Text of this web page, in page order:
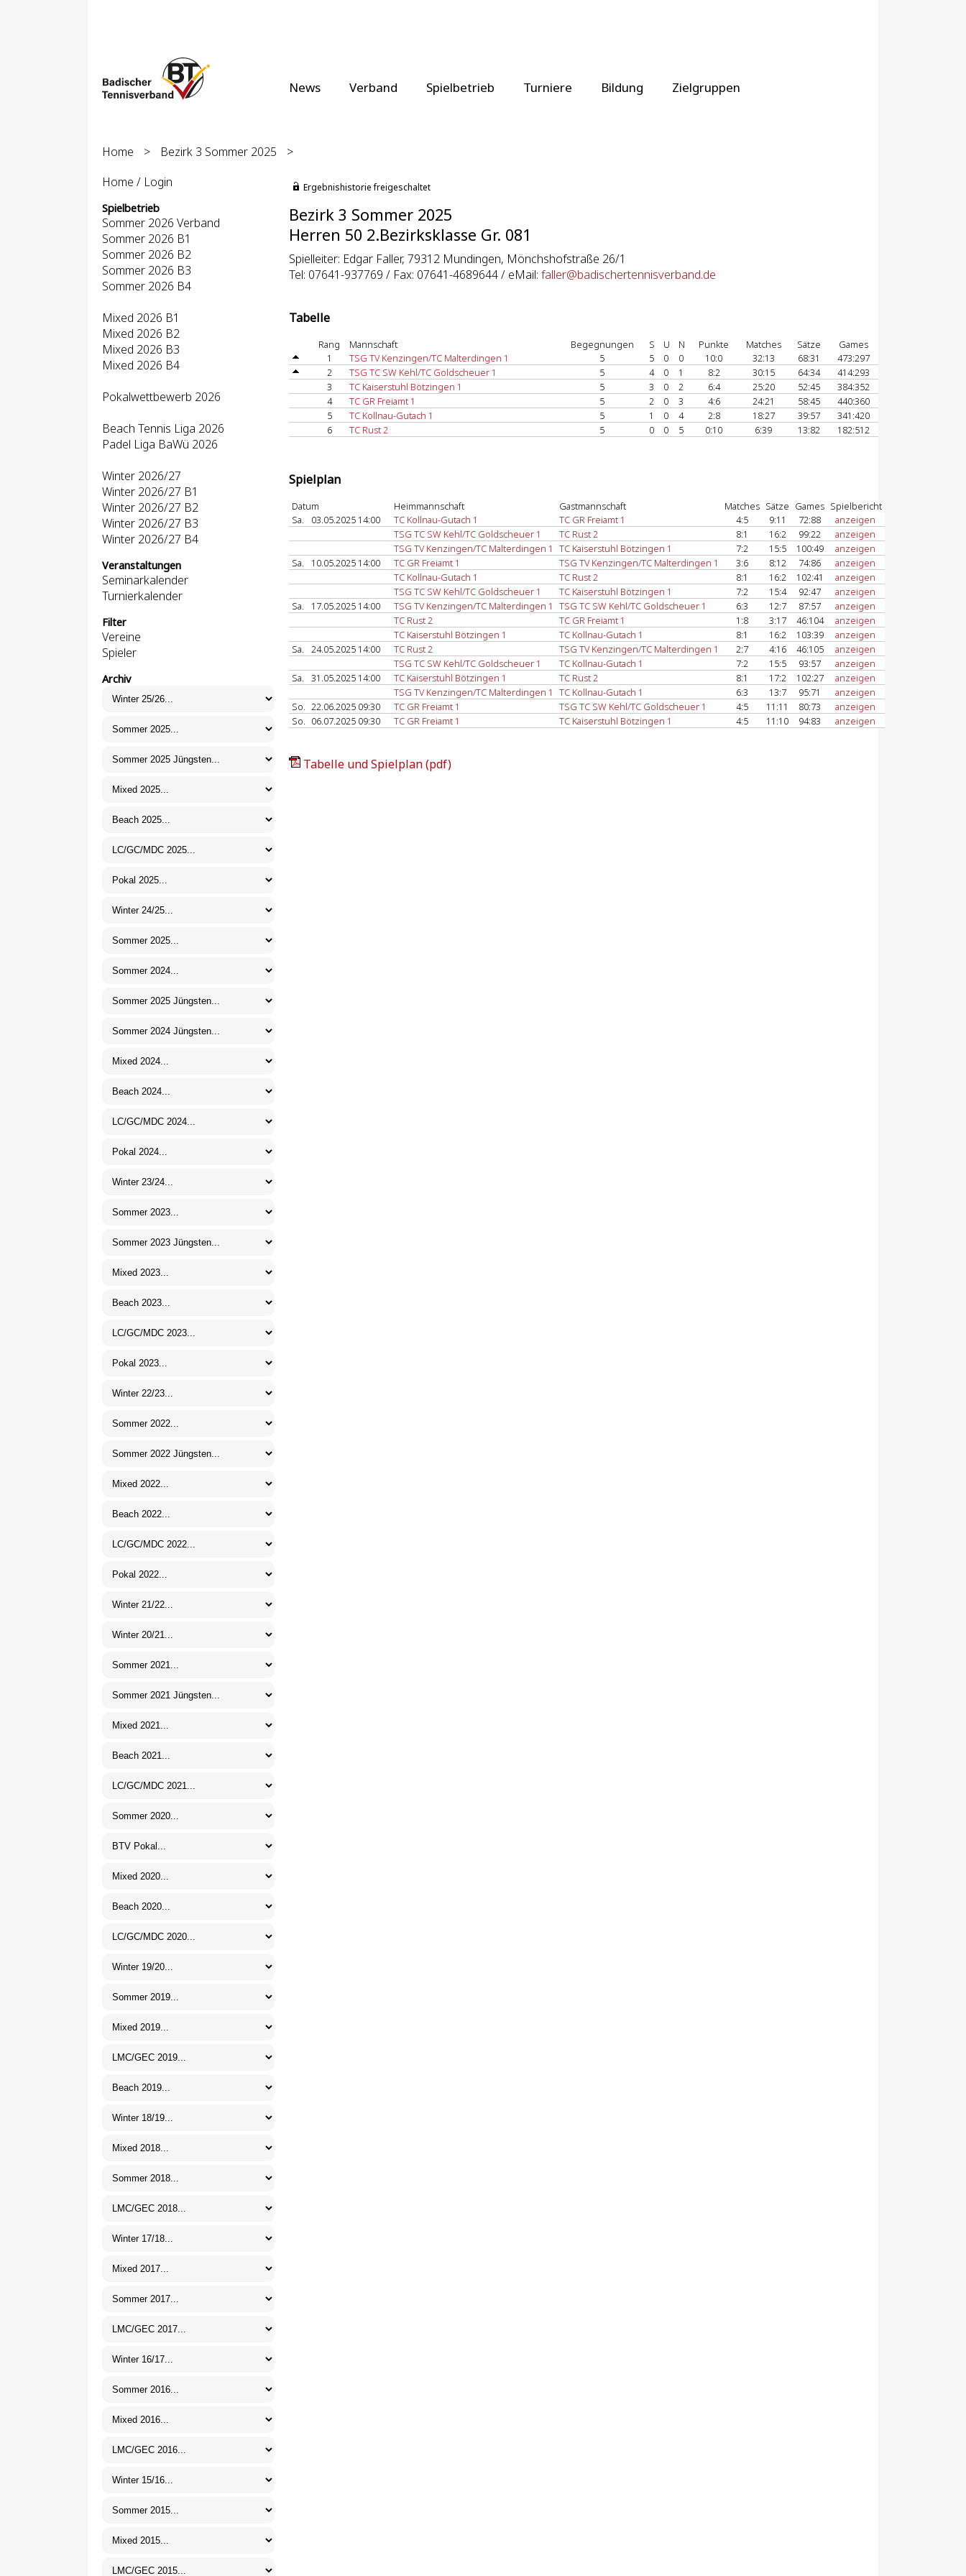
News Verband Spielbetrieb Turniere Bildung Zielgruppen
Home > Bezirk 3 Sommer 2025
>
Home / Login
Spielbetrieb
Sommer 2026 Verband
Sommer 2026 B1
Sommer 2026 B2
Sommer 2026 B3
Sommer 2026 B4
Mixed 2026 B1
Mixed 2026 B2
Mixed 2026 B3
Mixed 2026 B4
Pokalwettbewerb 2026
Beach Tennis Liga 2026
Padel Liga BaWü 2026
Winter 2026/27
Winter 2026/27 B1
Winter 2026/27 B2
Winter 2026/27 B3
Winter 2026/27 B4
Veranstaltungen
Seminarkalender
Turnierkalender
Filter
Vereine
Spieler
Archiv
Ergebnishistorie freigeschaltet
Bezirk 3 Sommer 2025
Herren 50 2.Bezirksklasse Gr. 081
Spielleiter: Edgar Faller, 79312 Mundingen, Mönchshofstraße 26/1
Tel: 07641-937769 / Fax: 07641-4689644 / eMail: faller@badischertennisverband.de
Tabelle
Rang Mannschaft Begegnungen S U N Punkte Matches Sätze
Games
1
TSG TV Kenzingen/TC Malterdingen 1 5 5 0 0 10:0 32:13 68:31
473:297
2
TSG TC SW Kehl/TC Goldscheuer 1 5 4 0 1 8:2 30:15 64:34
414:293
3
TC Kaiserstuhl Bötzingen 1 5 3 0 2 6:4 25:20 52:45
384:352
4
TC GR Freiamt 1 5 2 0 3 4:6 24:21 58:45
440:360
5
TC Kollnau-Gutach 1 5 1 0 4 2:8 18:27 39:57
341:420
6
TC Rust 2 5 0 0 5 0:10 6:39 13:82 182:512
Spielplan
Datum Heimmannschaft Gastmannschaft Matches Sätze Games Spielbericht
Sa.
03.05.2025 14:00 TC Kollnau-Gutach 1 TC GR Freiamt 1 4:5 9:11 72:88
anzeigen
TSG TC SW Kehl/TC Goldscheuer 1
TC Rust 2 8:1 16:2 99:22
anzeigen
TSG TV Kenzingen/TC Malterdingen 1
TC Kaiserstuhl Bötzingen 1 7:2 15:5 100:49
anzeigen
Sa.
10.05.2025 14:00 TC GR Freiamt 1 TSG TV Kenzingen/TC Malterdingen 1 3:6 8:12 74:86
anzeigen
TC Kollnau-Gutach 1
TC Rust 2 8:1 16:2 102:41
anzeigen
TSG TC SW Kehl/TC Goldscheuer 1
TC Kaiserstuhl Bötzingen 1 7:2 15:4 92:47
anzeigen
Sa.
17.05.2025 14:00 TSG TV Kenzingen/TC Malterdingen 1 TSG TC SW Kehl/TC Goldscheuer 1 6:3 12:7 87:57
anzeigen
TC Rust 2
TC GR Freiamt 1 1:8 3:17 46:104
anzeigen
TC Kaiserstuhl Bötzingen 1
TC Kollnau-Gutach 1 8:1 16:2 103:39
anzeigen
Sa.
24.05.2025 14:00 TC Rust 2 TSG TV Kenzingen/TC Malterdingen 1 2:7 4:16 46:105
anzeigen
TSG TC SW Kehl/TC Goldscheuer 1
TC Kollnau-Gutach 1 7:2 15:5 93:57
anzeigen
Sa.
31.05.2025 14:00 TC Kaiserstuhl Bötzingen 1 TC Rust 2 8:1 17:2 102:27
anzeigen
TSG TV Kenzingen/TC Malterdingen 1
TC Kollnau-Gutach 1 6:3 13:7 95:71
anzeigen
So. 22.06.2025 09:30 TC GR Freiamt 1 TSG TC SW Kehl/TC Goldscheuer 1 4:5 11:11 80:73
anzeigen
So. 06.07.2025 09:30 TC GR Freiamt 1 TC Kaiserstuhl Bötzingen 1 4:5 11:10 94:83 anzeigen
Tabelle und Spielplan (pdf)